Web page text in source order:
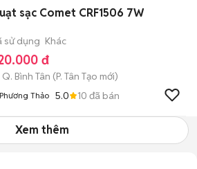
sạc Comet CRF1506 7W
sử dụng Khác
đ
Q. Bình Tân (P. Tân Tạo mới)
Phương Thảo 5.0 10 đã bán
Xem thêm